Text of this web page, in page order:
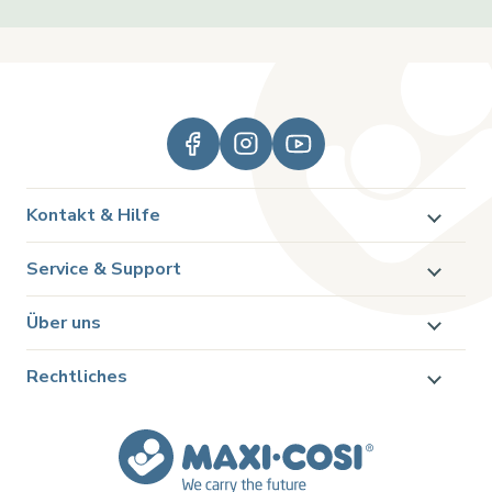
Kontakt & Hilfe
Service & Support
Über uns
Rechtliches